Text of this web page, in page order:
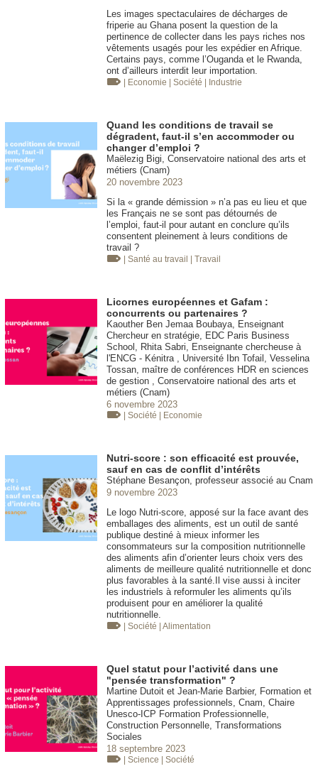
Les images spectaculaires de décharges de
friperie au Ghana posent la question de la
pertinence de collecter dans les pays riches nos
vêtements usagés pour les expédier en Afrique.
Certains pays, comme l’Ouganda et le Rwanda,
ont d’ailleurs interdit leur importation.
| Economie | Société | Industrie
Quand les conditions de travail se
dégradent, faut-il s’en accommoder ou
changer d’emploi ?
Maëlezig Bigi, Conservatoire national des arts et
métiers (Cnam)
20 novembre 2023
Si la « grande démission » n’a pas eu lieu et que
les Français ne se sont pas détournés de
l’emploi, faut-il pour autant en conclure qu’ils
consentent pleinement à leurs conditions de
travail ?
| Santé au travail | Travail
Licornes européennes et Gafam :
concurrents ou partenaires ?
Kaouther Ben Jemaa Boubaya, Enseignant
Chercheur en stratégie, EDC Paris Business
School, Rhita Sabri, Enseignante chercheuse à
l'ENCG - Kénitra , Université Ibn Tofail, Vesselina
Tossan, maître de conférences HDR en sciences
de gestion , Conservatoire national des arts et
métiers (Cnam)
6 novembre 2023
| Société | Economie
Nutri-score : son efficacité est prouvée,
sauf en cas de conflit d’intérêts
Stéphane Besançon, professeur associé au Cnam
9 novembre 2023
Le logo Nutri-score, apposé sur la face avant des
emballages des aliments, est un outil de santé
publique destiné à mieux informer les
consommateurs sur la composition nutritionnelle
des aliments afin d’orienter leurs choix vers des
aliments de meilleure qualité nutritionnelle et donc
plus favorables à la santé.Il vise aussi à inciter
les industriels à reformuler les aliments qu’ils
produisent pour en améliorer la qualité
nutritionnelle.
| Société | Alimentation
Quel statut pour l’activité dans une
"pensée transformation" ?
Martine Dutoit et Jean-Marie Barbier, Formation et
Apprentissages professionnels, Cnam, Chaire
Unesco-ICP Formation Professionnelle,
Construction Personnelle, Transformations
Sociales
18 septembre 2023
| Science | Société